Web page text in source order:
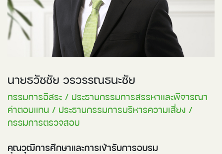
นายธวัชชัย วรวรรณธนะชัย
กรรมการอิสระ / ประธานกรรมการสรรหาและพิจารณา
ค่าตอบแทน / ประธานกรรมการบริหารความเสี่ยง /
กรรมการตรวจสอบ
คุณวุฒิการศึกษาและการเข้ารับการอบรม